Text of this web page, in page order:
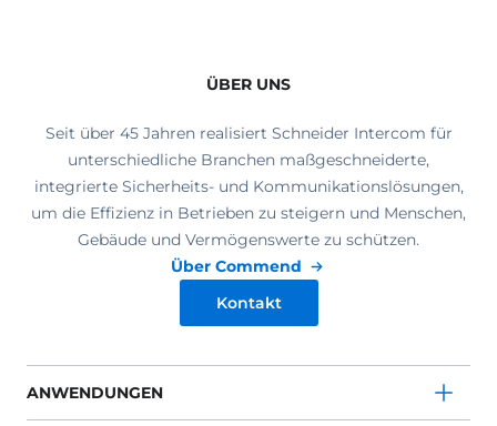
ÜBER UNS
Seit über 45 Jahren realisiert Schneider Intercom für
unterschiedliche Branchen maßgeschneiderte,
integrierte Sicherheits- und Kommunikationslösungen,
um die Effizienz in Betrieben zu steigern und Menschen,
Gebäude und Vermögenswerte zu schützen.
Über Commend
Kontakt
ANWENDUNGEN